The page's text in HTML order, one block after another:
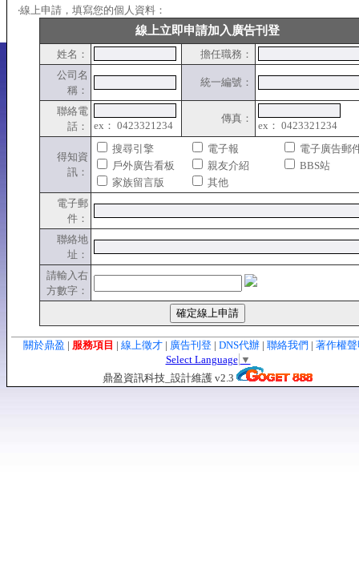
‧線上申請，填寫您的個人資料：
線上立即申請加入廣告刊登
姓名：
擔任職務：
公司名
稱：
統一編號：
聯絡電
話：
ex： 0423321234
傳真：
ex： 0423321234
得知資
訊：
搜尋引擎 電子報
電子廣告郵
戶外廣告看板
親友介紹
BBS站
家族留言版
其他
電子郵
件：
聯絡地
址：
請輸入右
方數字：
關於鼎盈 | 服務項目 | 線上徵才 | 廣告刊登 | DNS代辦 | 聯絡我們 | 著作
Select Language ▼
鼎盈資訊科技_設計維護 v2.3